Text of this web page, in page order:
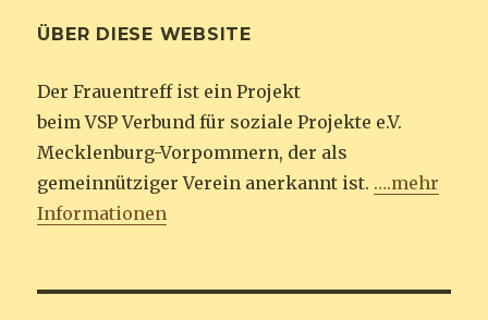
ÜBER DIESE WEBSITE
Der Frauentreff ist ein Projekt
beim VSP Verbund für soziale Projekte e.V.
Mecklenburg-Vorpommern, der als
gemeinnütziger Verein anerkannt ist. ….mehr
Informationen